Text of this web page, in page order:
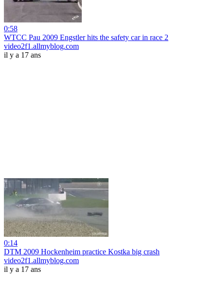
0:58
WTCC Pau 2009 Engstler hits the safety car in race 2
video2f1.allmyblog.com
il y a 17 ans
0:14
DTM 2009 Hockenheim practice Kostka big crash
video2f1.allmyblog.com
il y a 17 ans